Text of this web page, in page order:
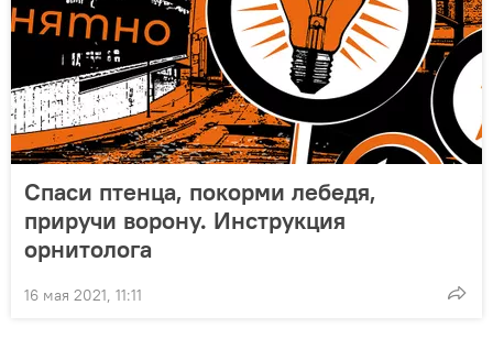
Спаси птенца, покорми лебедя,
приручи ворону. Инструкция
орнитолога
16 мая 2021, 11:11